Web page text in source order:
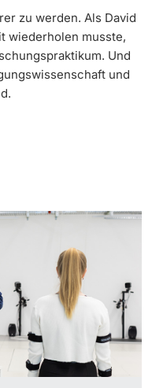
‡ ‡ ‡ ‡ ‡ ‡ ‡ ‡
zu werden. Als David
wiederholen musste,
Und
und